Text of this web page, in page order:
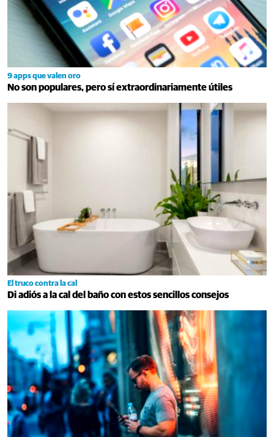
9 apps que valen oro
No son populares, pero sí extraordinariamente útiles
El truco contra la cal
Di adiós a la cal del baño con estos sencillos consejos